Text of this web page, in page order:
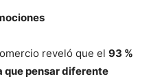
reveló que el 93 %
que pensar diferente